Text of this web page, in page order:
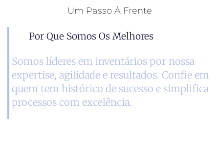
Um Passo À Frente
Por Que Somos Os Melhores
Somos líderes em inventários por nossa
expertise, agilidade e resultados. Confie em
quem tem histórico de sucesso e simplifica
processos com excelência.